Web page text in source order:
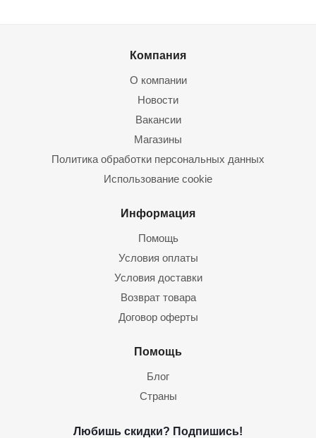
Компания
О компании
Новости
Вакансии
Магазины
Политика обработки персональных данных
Использование cookie
Информация
Помощь
Условия оплаты
Условия доставки
Возврат товара
Договор оферты
Помощь
Блог
Страны
Любишь скидки? Подпишись!